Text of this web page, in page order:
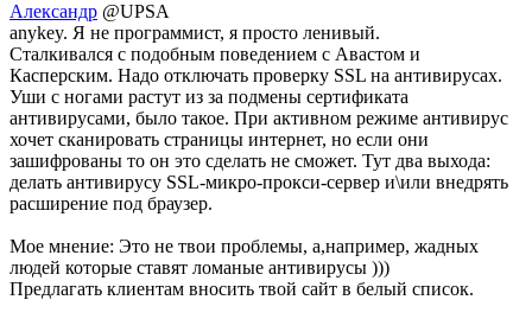
Александр @UPSA
anykey. Я не программист, я просто ленивый.
Сталкивался с подобным поведением с Авастом и
Касперским. Надо отключать проверку SSL на антивирусах.
Уши с ногами растут из за подмены сертификата
антивирусами, было такое. При активном режиме антивирус
хочет сканировать страницы интернет, но если они
зашифрованы то он это сделать не сможет. Тут два выхода:
делать антивирусу SSL-микро-прокси-сервер и\или внедрять
расширение под браузер.
Мое мнение: Это не твои проблемы, а,например, жадных
людей которые ставят ломаные антивирусы )))
Предлагать клиентам вносить твой сайт в белый список.